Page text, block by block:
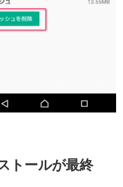
トールが最終